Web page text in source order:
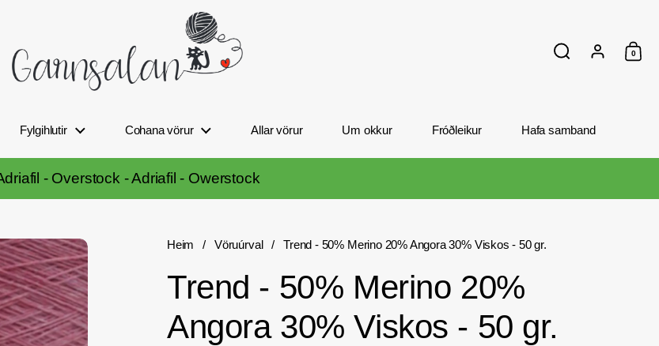
Leita 0
Fylgihlutir Cohana vörur Allar vörur Um okkur Fróðleikur Hafa samband
- Overstock - Adriafil - Owerstock
Heim / Vöruúrval / Trend - 50% Merino 20% Angora 30% Viskos - 50 gr.
Trend - 50% Merino 20%
Angora 30% Viskos - 50 gr.